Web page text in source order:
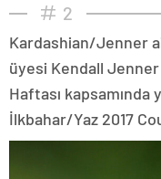
2
Kardashian/Jenner
üyesi Kendall
Haftası kapsamında
İlkbahar/Yaz 2017